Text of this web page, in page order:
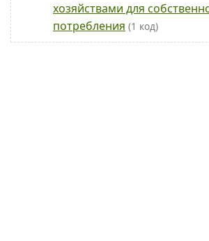
хозяйствами для
потребления (1 код)